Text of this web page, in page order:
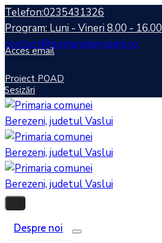
Telefon:0235431326
Program: Luni - Vineri 8.00 - 16.00
contact@primariaberezeni.ro
Acces email
Proiect POAD
Sesizări
Despre noi